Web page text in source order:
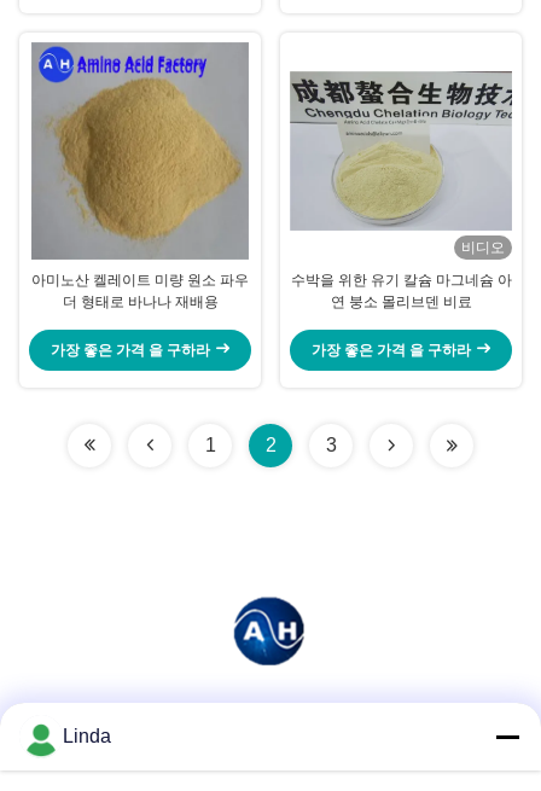
아미노산 켈레이트 미량 원소 파우
더 형태로 바나나 재배용
가장 좋은 가격 을 구하라
비디오
수박을 위한 유기 칼슘 마그네슘 아
연 붕소 몰리브덴 비료
가장 좋은 가격 을 구하라
1 2 3
Linda